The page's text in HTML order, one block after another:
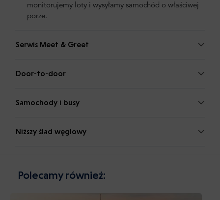
monitorujemy loty i wysyłamy samochód o właściwej
porze.
Serwis Meet & Greet
Door-to-door
Samochody i busy
Niższy ślad węglowy
Polecamy również: